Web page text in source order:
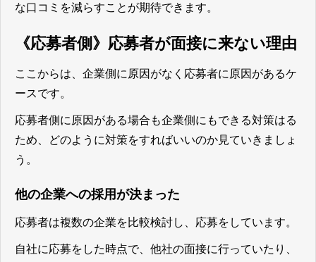
な口コミを減らすことが期待できます。
《応募者側》応募者が面接に来ない理由
ここからは、企業側に原因がなく応募者に原因があるケ
ースです。
応募者側に原因がある場合も企業側にもできる対策はる
ため、どのように対策をすればいいのか見ていきましょ
う。
他の企業への採用が決まった
応募者は複数の企業を比較検討し、応募をしています。
自社に応募をした時点で、他社の面接に行っていたり、